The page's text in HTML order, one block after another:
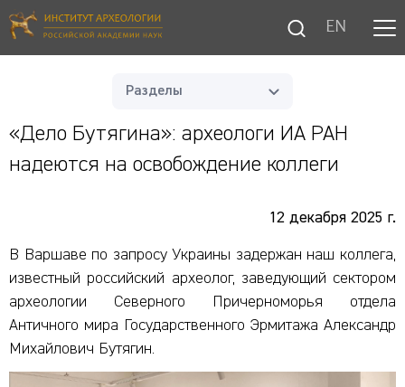
EN
Разделы
«Дело Бутягина»: археологи ИА РАН
надеются на освобождение коллеги
12 декабря 2025 г.
В Варшаве по запросу Украины задержан наш коллега,
известный российский археолог, заведующий сектором
археологии Северного Причерноморья отдела
Античного мира Государственного Эрмитажа Александр
Михайлович Бутягин.